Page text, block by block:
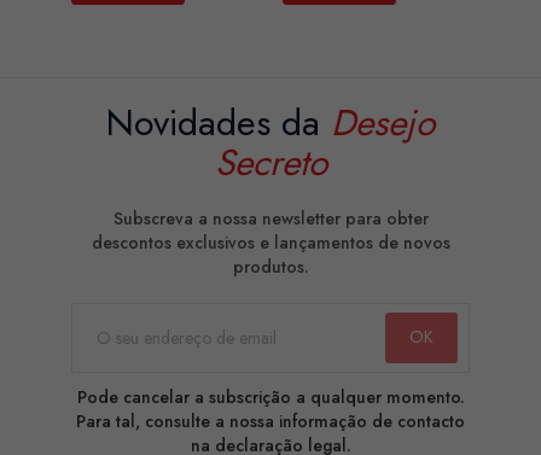
Novidades da Desejo
Secreto
Subscreva a nossa newsletter para obter
descontos exclusivos e lançamentos de novos
produtos.
Pode cancelar a subscrição a qualquer momento.
Para tal, consulte a nossa informação de contacto
na declaração legal.